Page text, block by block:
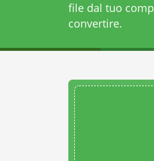
file dal tuo
convertire.